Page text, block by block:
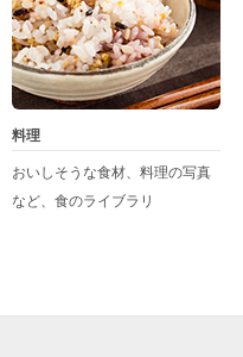
料理
おいしそうな食材、料理の写真
など、食のライブラリ